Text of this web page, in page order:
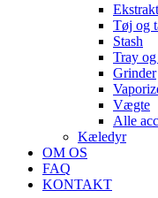
Tøj og
Stash
Tray
Grinder
Vægte
Alle
Kæledyr
OM OS
FAQ
KONTAKT